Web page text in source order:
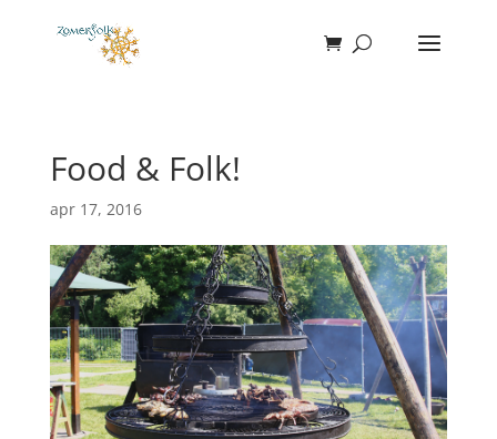
Food & Folk!
apr 17, 2016